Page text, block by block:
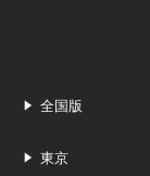
全国版
東京